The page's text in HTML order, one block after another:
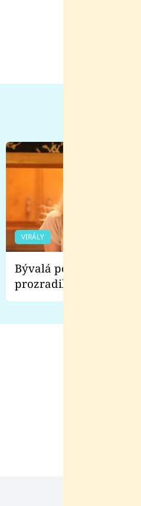
VIRÁLY
Bývalá pornoherečka
prozradila, co ji
natáčení Euforie.